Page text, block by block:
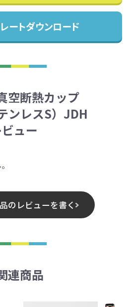
ートダウンロード
空断熱カップ
ンレスS）JDH
ュー
のレビューを書く
連商品